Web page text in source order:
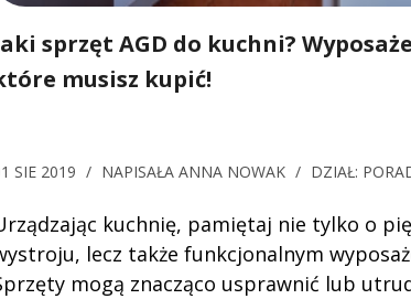
sprzęt AGD do kuchni?
musisz kupić!
SIE 2019 / NAPISAŁAANNA NOWAK / DZIAŁ:
kuchnię, pamiętaj nie tylko o
lecz także funkcjonalnym
mogą znacząco usprawnić lub